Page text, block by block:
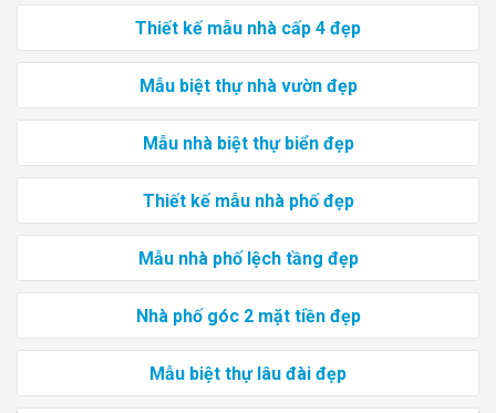
Thiết kế mẫu nhà cấp 4 đẹp
Mẫu biệt thự nhà vườn đẹp
Mẫu nhà biệt thự biển đẹp
Thiết kế mẫu nhà phố đẹp
Mẫu nhà phố lệch tầng đẹp
Nhà phố góc 2 mặt tiền đẹp
Mẫu biệt thự lâu đài đẹp